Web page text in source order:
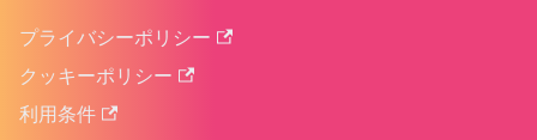
プライバシーポリシー
クッキーポリシー
利用条件